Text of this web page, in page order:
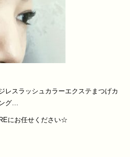
レスラッシュ カラーエクステ まつげカ
グ…
にお任せください☆